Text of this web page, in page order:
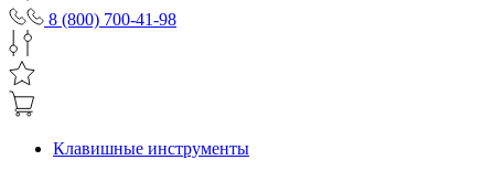
8 (800) 700-41-98
Клавишные инструменты